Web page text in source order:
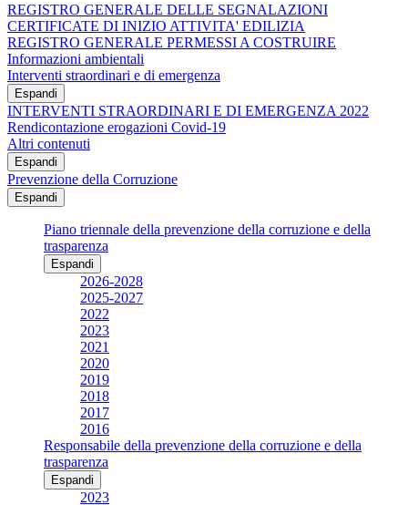
REGISTRO GENERALE DELLE SEGNALAZIONI
CERTIFICATE DI INIZIO ATTIVITA' EDILIZIA
REGISTRO GENERALE PERMESSI A COSTRUIRE
Informazioni ambientali
Interventi straordinari e di emergenza
Espandi
INTERVENTI STRAORDINARI E DI EMERGENZA 2022
Rendicontazione erogazioni Covid-19
Altri contenuti
Espandi
Prevenzione della Corruzione
Espandi
Piano triennale della prevenzione della corruzione e della
trasparenza
Espandi
2026-2028
2025-2027
2022
2023
2021
2020
2019
2018
2017
2016
Responsabile della prevenzione della corruzione e della
trasparenza
Espandi
2023